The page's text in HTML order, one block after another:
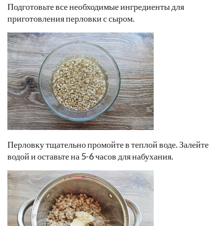
Подготовьте все необходимые ингредиенты для
приготовления перловки с сыром.
Перловку тщательно промойте в теплой воде. Залейте
водой и оставьте на 5-6 часов для набухания.